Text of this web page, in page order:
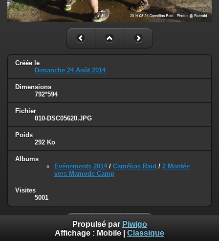
Créée le
Dimanche 24 Août 2014
Dimensions
792*594
Fichier
010-DSC05620.JPG
Poids
292 Ko
Albums
Evénements 2014/ Camélias Raid / 2 Montée
vers Mamode Camp
Visites
5001
Propulsé par Piwigo
Affichage : Mobile Classique